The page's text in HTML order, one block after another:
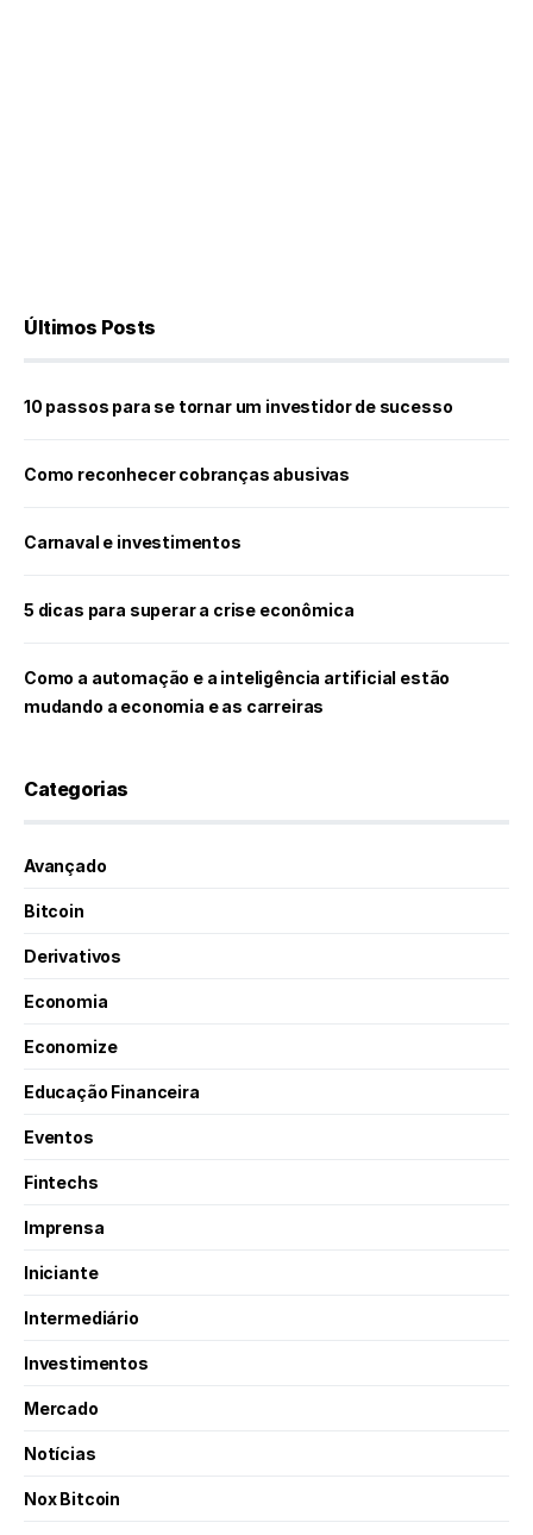
Últimos Posts
10 passos para se tornar um investidor de sucesso
Como reconhecer cobranças abusivas
Carnaval e investimentos
5 dicas para superar a crise econômica
Como a automação e a inteligência artificial estão
mudando a economia e as carreiras
Categorias
Avançado
Bitcoin
Derivativos
Economia
Economize
Educação Financeira
Eventos
Fintechs
Imprensa
Iniciante
Intermediário
Investimentos
Mercado
Notícias
Nox Bitcoin